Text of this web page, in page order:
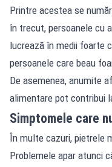
Printre acestea se
în trecut, persoanele cu
lucrează în medii foarte
persoanele care beau
De asemenea, anumite
alimentare pot contribui
Simptomele care
În multe cazuri, pietrele
Problemele apar atunci